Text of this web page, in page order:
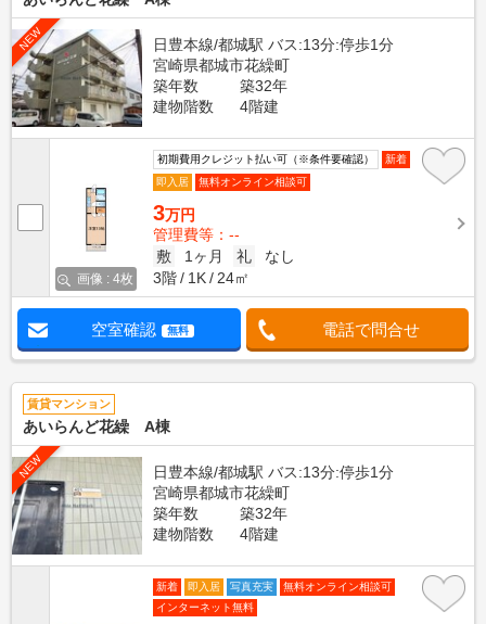
NEW
日豊本線/都城駅 バス:13分:停歩1分
宮崎県都城市花繰町
築年数
築32年
建物階数
4階建
画像 : 4枚
初期費用クレジット払い可（※条件要確認）
新着
即入居
無料オンライン相談可
3万円
管理費等：--
敷
1ヶ月 礼
なし
3階
1K 24㎡
空室確認 無料 電話で問合せ
賃貸マンション
あいらんど花繰 A棟
NEW
日豊本線/都城駅 バス:13分:停歩1分
宮崎県都城市花繰町
築年数
築32年
建物階数
4階建
新着 即入居 写真充実
無料オンライン相談可
インターネット無料